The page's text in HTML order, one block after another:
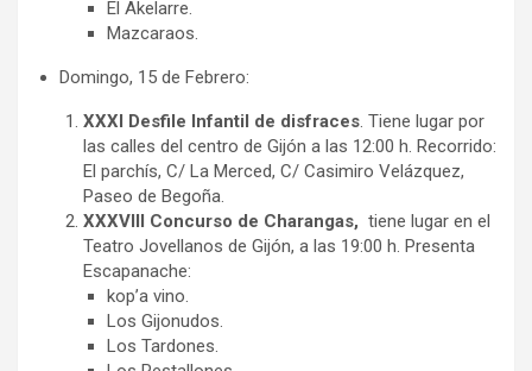
El Akelarre.
Mazcaraos.
Domingo, 15 de Febrero:
XXXI Desfile Infantil de disfraces. Tiene lugar por
las calles del centro de Gijón a las 12:00 h. Recorrido:
El parchís, C/ La Merced, C/ Casimiro Velázquez,
Paseo de Begoña.
XXXVIII Concurso de Charangas, tiene lugar en el
Teatro Jovellanos de Gijón, a las 19:00 h. Presenta
Escapanache:
kop’a vino.
Los Gijonudos.
Los Tardones.